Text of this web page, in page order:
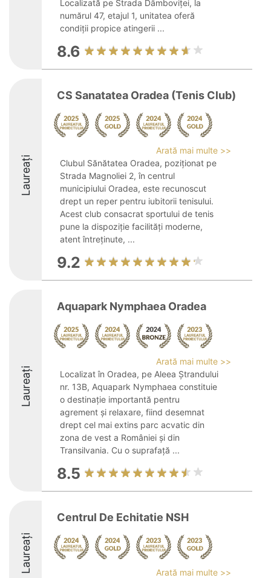
Localizată pe Strada Dâmboviței, la
numărul 47, etajul 1, unitatea oferă
condiții propice atingerii ...
8.6
Laureați
CS Sanatatea Oradea (Tenis Club)
Arată mai multe >>
Clubul Sănătatea Oradea, poziționat pe
Strada Magnoliei 2, în centrul
municipiului Oradea, este recunoscut
drept un reper pentru iubitorii tenisului.
Acest club consacrat sportului de tenis
pune la dispoziție facilități moderne,
atent întreținute, ...
9.2
Laureați
Aquapark Nymphaea Oradea
Arată mai multe >>
Localizat în Oradea, pe Aleea Ștrandului
nr. 13B, Aquapark Nymphaea constituie
o destinație importantă pentru
agrement și relaxare, fiind desemnat
drept cel mai extins parc acvatic din
zona de vest a României și din
Transilvania. Cu o suprafață ...
8.5
Laureați
Centrul De Echitatie NSH
Arată mai multe >>